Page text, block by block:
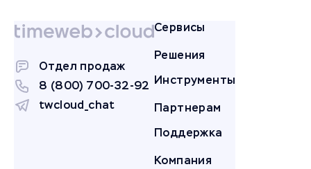
Отдел продаж
8 (800) 700-32-92
twcloud_chat
Сервисы
Решения
Инструменты
Партнерам
Поддержка
Компания